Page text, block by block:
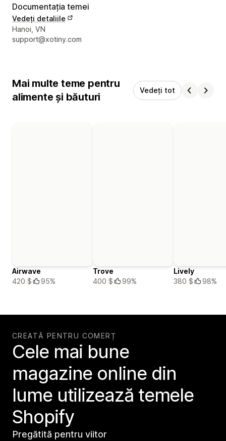
Documentația temei
Vedeți detaliile
Detaliile de contact ale designerului
Hanoi, VN
support@xotiny.com
Mai multe teme pentru
alimente și băuturi
Vedeți tot
Airwave
420 $
95%
Trove
400 $
99%
Lively
380 $
98%
CREATĂ PENTRU COMERȚ
Cele mai bune
magazine online din
lume utilizează temele
Shopify
Pregătită pentru viitor